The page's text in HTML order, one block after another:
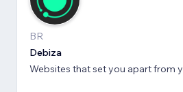
BR
Debiza
Websites that set you apart from